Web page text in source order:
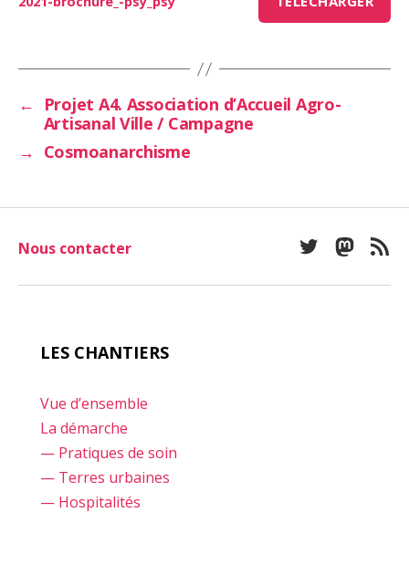
←
Projet A4. Association d’Accueil Agro-
Artisanal Ville / Campagne
→ Cosmoanarchisme
Nous contacter Twitter
LES CHANTIERS
Vue d’ensemble
La démarche
— Pratiques de soin
— Terres urbaines
— Hospitalités